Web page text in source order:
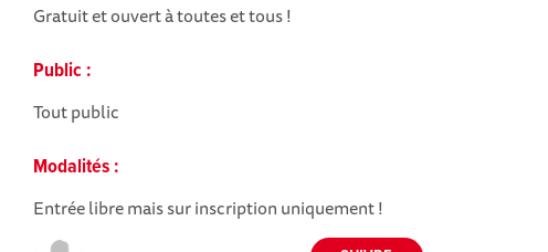
Gratuit et ouvert à toutes et tous !
Public :
Tout public
Modalités :
Entrée libre mais sur inscription uniquement !